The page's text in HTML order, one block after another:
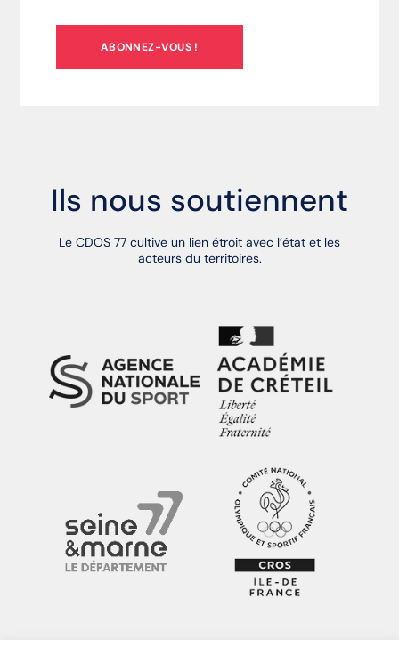
ABONNEZ-VOUS !
Ils nous soutiennent
Le CDOS 77 cultive un lien étroit avec l’état et les
acteurs du territoires.